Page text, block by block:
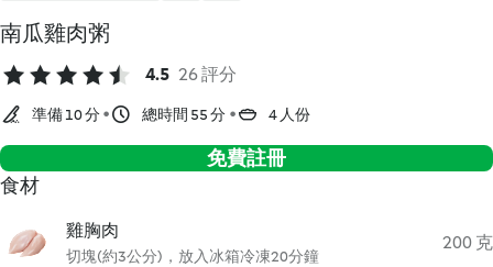
南瓜雞肉粥
4.5 26 評分
準備 10 分 總時間 55 分 4 人份
免費註冊
食材
雞胸肉
切塊(約3公分)，放入冰箱冷凍20分鐘
200 克